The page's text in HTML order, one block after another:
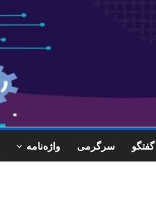
گفتگو سرگرمی واژه‌نامه